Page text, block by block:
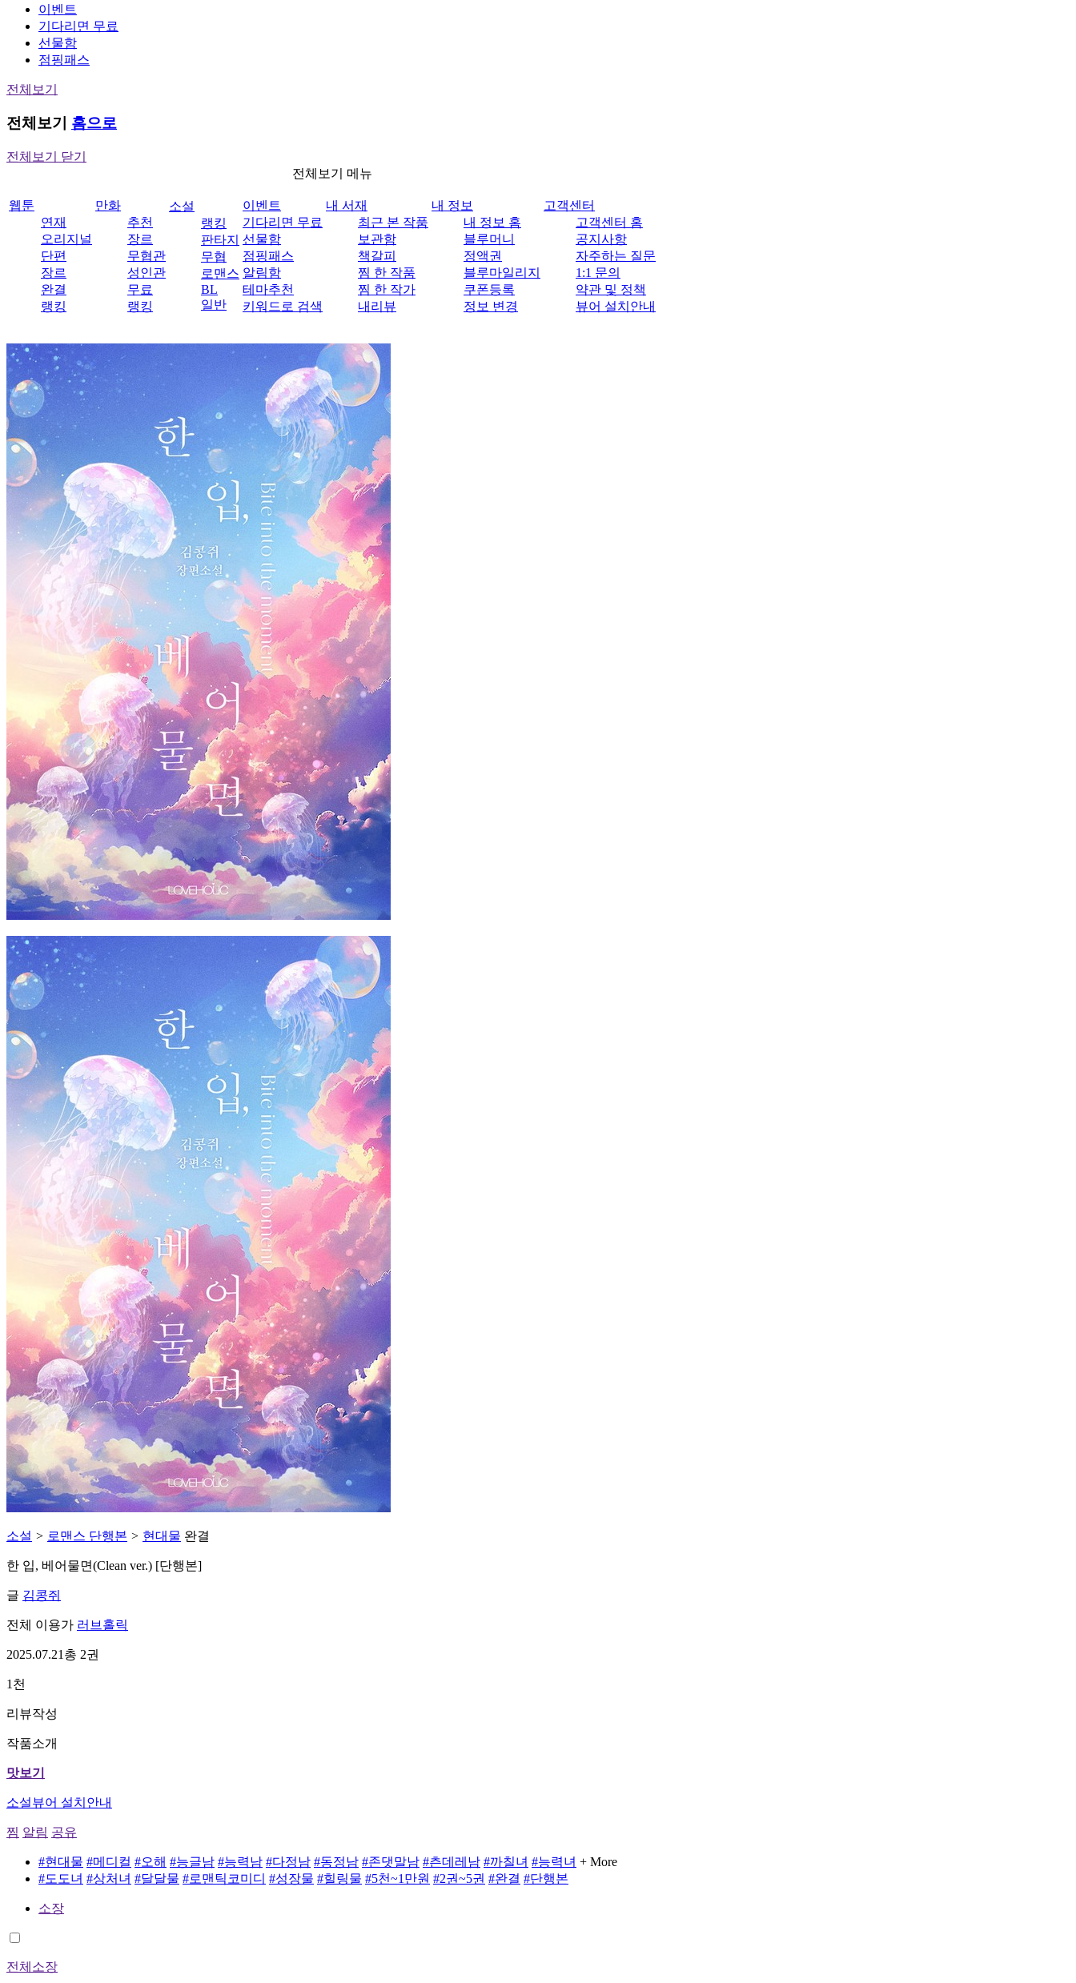
이벤트
기다리면 무료
선물함
점핑패스
전체보기
전체보기 홈으로
전체보기 닫기
전체보기 메뉴
웹툰
연재
오리지널
단편
장르
완결
랭킹
만화
추천
장르
무협관
성인관
무료
랭킹
소설
랭킹
판타지
무협
로맨스
BL
일반
이벤트
기다리면 무료
선물함
점핑패스
알림함
테마추천
키워드로 검색
내 서재
최근 본 작품
보관함
책갈피
찜 한 작품
찜 한 작가
내리뷰
내 정보
내 정보 홈
블루머니
정액권
블루마일리지
쿠폰등록
정보 변경
고객센터
고객센터 홈
공지사항
자주하는 질문
1:1 문의
약관 및 정책
뷰어 설치안내
소설 > 로맨스 단행본 > 현대물 완결
한 입, 베어물면(Clean ver.) [단행본]
글 김콩쥐
전체 이용가 러브홀릭
2025.07.21 총 2권
1천
리뷰작성
작품소개
맛보기
소설뷰어 설치안내
찜 알림 공유
#현대물 #메디컬 #오해 #능글남 #능력남 #다정남 #동정남 #존댓말남 #츤데레남 #까칠녀 #능력녀 + More
#도도녀 #상처녀 #달달물 #로맨틱코미디 #성장물 #힐링물 #5천~1만원 #2권~5권 #완결 #단행본
소장
전체소장